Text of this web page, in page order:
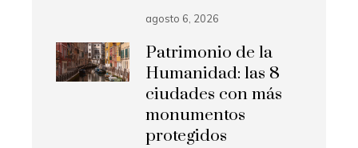
agosto 6, 2026
Patrimonio de la
Humanidad: las 8
ciudades con más
monumentos
protegidos